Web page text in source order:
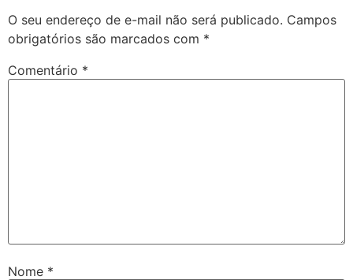
O seu endereço de e-mail não será publicado. Campos
obrigatórios são marcados com *
Comentário *
Nome *